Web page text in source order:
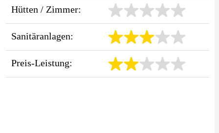
Hütten / Zimmer:
Sanitäranlagen:
Preis-Leistung: